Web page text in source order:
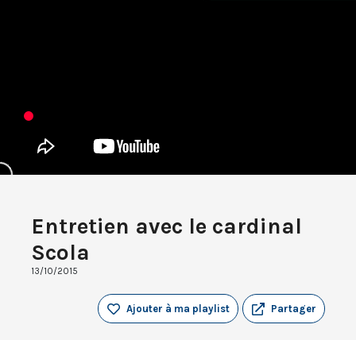
Entretien avec le cardinal
Scola
13/10/2015
Partager
Ajouter à ma playlist